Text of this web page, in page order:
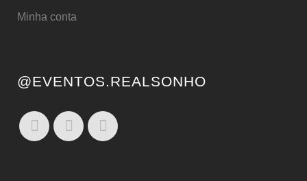
Minha conta
@EVENTOS.REALSONHO